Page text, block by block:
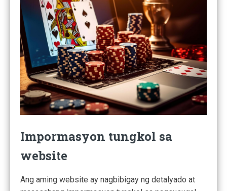
Impormasyon tungkol sa
website
Ang aming website ay nagbibigay ng detalyado at